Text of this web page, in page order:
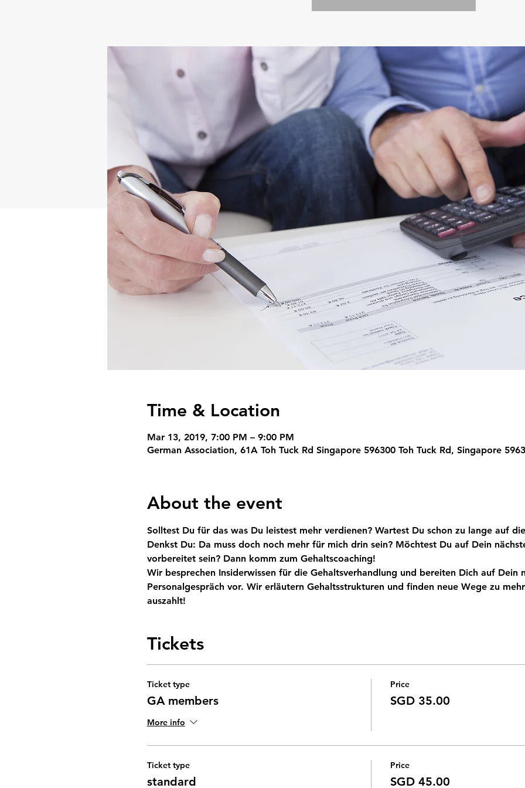
Time & Location
Mar 13, 2019, 7:00 PM – 9:00 PM
German Association, 61A Toh Tuck Rd Singapore 596300 Toh Tuck Rd, Singapore
About the event
Solltest Du für das was Du leistest mehr verdienen? Wartest Du schon zu lange auf
Denkst Du: Da muss doch noch mehr für mich drin sein? Möchtest Du auf Dein
Wir besprechen Insiderwissen für die Gehaltsverhandlung und bereiten Dich auf Dein
Personalgespräch vor. Wir erläutern Gehaltsstrukturen und finden neue Wege zu
Tickets
Ticket type
GA members
More info
Price
SGD 35.00
Ticket type
standard
Price
SGD 45.00